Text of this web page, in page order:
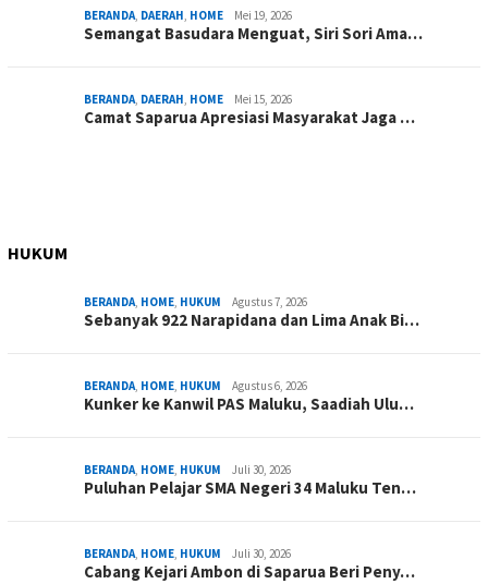
BERANDA, DAERAH, HOME Mei 19, 2026
Semangat Basudara Menguat, Siri Sori Ama…
BERANDA, DAERAH, HOME Mei 15, 2026
Camat Saparua Apresiasi Masyarakat Jaga …
HUKUM
BERANDA, HOME, HUKUM Agustus 7, 2026
Sebanyak 922 Narapidana dan Lima Anak Bi…
BERANDA, HOME, HUKUM Agustus 6, 2026
Kunker ke Kanwil PAS Maluku, Saadiah Ulu…
BERANDA, HOME, HUKUM Juli 30, 2026
Puluhan Pelajar SMA Negeri 34 Maluku Ten…
BERANDA, HOME, HUKUM Juli 30, 2026
Cabang Kejari Ambon di Saparua Beri Peny…